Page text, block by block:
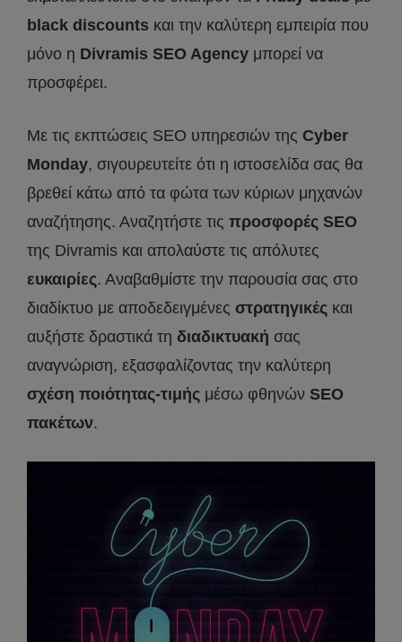
black discounts και την καλύτερη εμπειρία που
μόνο η Divramis SEO Agency μπορεί να
προσφέρει.
Με τις εκπτώσεις SEO υπηρεσιών της Cyber
Monday, σιγουρευτείτε ότι η ιστοσελίδα σας θα
βρεθεί κάτω από τα φώτα των κύριων μηχανών
αναζήτησης. Αναζητήστε τις προσφορές SEO
της Divramis και απολαύστε τις απόλυτες
ευκαιρίες. Αναβαθμίστε την παρουσία σας στο
διαδίκτυο με αποδεδειγμένες στρατηγικές και
αυξήστε δραστικά τη διαδικτυακή σας
αναγνώριση, εξασφαλίζοντας την καλύτερη
σχέση ποιότητας-τιμής μέσω φθηνών SEO
πακέτων.